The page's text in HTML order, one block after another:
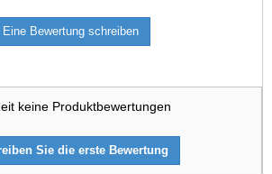
Eine Bewertung schreiben
keine Produktbewertungen
Sie die erste Bewertung